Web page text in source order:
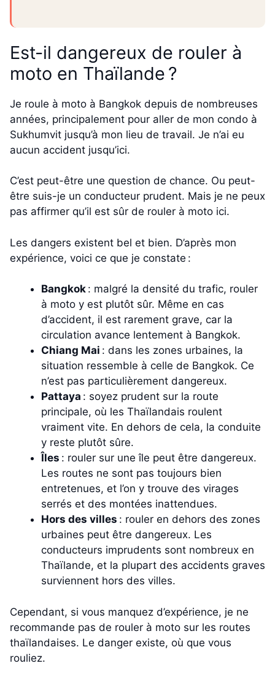
Est-il dangereux de rouler à
moto en Thaïlande ?
Je roule à moto à Bangkok depuis de nombreuses
années, principalement pour aller de mon condo à
Sukhumvit jusqu’à mon lieu de travail. Je n’ai eu
aucun accident jusqu’ici.
C’est peut-être une question de chance. Ou peut-
être suis-je un conducteur prudent. Mais je ne peux
pas affirmer qu’il est sûr de rouler à moto ici.
Les dangers existent bel et bien. D’après mon
expérience, voici ce que je constate :
Bangkok : malgré la densité du trafic, rouler
à moto y est plutôt sûr. Même en cas
d’accident, il est rarement grave, car la
circulation avance lentement à Bangkok.
Chiang Mai : dans les zones urbaines, la
situation ressemble à celle de Bangkok. Ce
n’est pas particulièrement dangereux.
Pattaya : soyez prudent sur la route
principale, où les Thaïlandais roulent
vraiment vite. En dehors de cela, la conduite
y reste plutôt sûre.
Îles : rouler sur une île peut être dangereux.
Les routes ne sont pas toujours bien
entretenues, et l’on y trouve des virages
serrés et des montées inattendues.
Hors des villes : rouler en dehors des zones
urbaines peut être dangereux. Les
conducteurs imprudents sont nombreux en
Thaïlande, et la plupart des accidents graves
surviennent hors des villes.
Cependant, si vous manquez d’expérience, je ne
recommande pas de rouler à moto sur les routes
thaïlandaises. Le danger existe, où que vous
rouliez.